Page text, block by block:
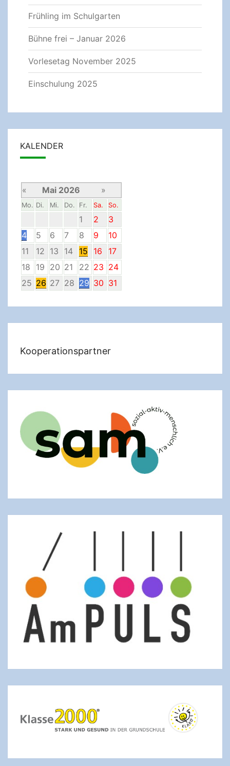
Frühling im Schulgarten
Bühne frei – Januar 2026
Vorlesetag November 2025
Einschulung 2025
KALENDER
« Mai 2026 »
Mo. Di. Mi. Do. Fr. Sa. So.
1 2
3
4
5 6 7 8 9
10
11
12 13 14 15 16
17
18
19 20 21 22 23 24
25 26 27 28 29 30 31
Kooperationspartner